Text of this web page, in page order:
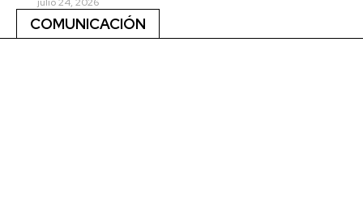
julio 24, 2026
COMUNICACIÓN